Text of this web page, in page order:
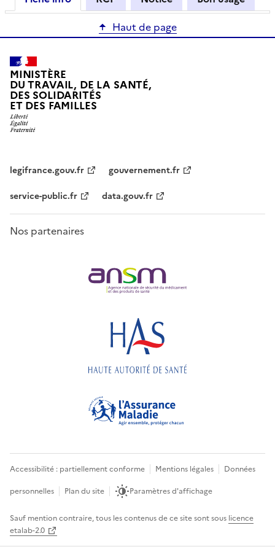
Haut de page
MINISTÈRE
DU TRAVAIL, DE LA SANTÉ,
DES SOLIDARITÉS
ET DES FAMILLES
legifrance.gouv.fr
gouvernement.fr
service-public.fr
data.gouv.fr
Nos partenaires
Accessibilité : partiellement conforme Mentions légales
Données
personnelles
Plan du site Paramètres d'affichage
Sauf mention contraire, tous les contenus de ce site sont sous licence
etalab-2.0